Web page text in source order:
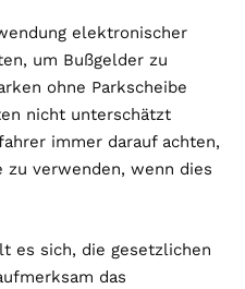
elektronischer
um Bußgelder zu
ohne Parkscheibe
nicht unterschätzt
immer darauf achten,
zu verwenden, wenn dies
es sich, die gesetzlichen
das